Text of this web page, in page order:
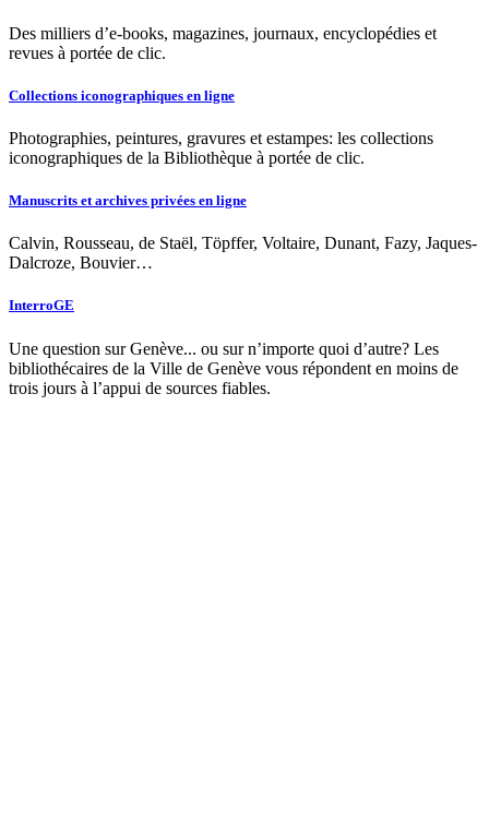
Des milliers d’e-books, magazines, journaux, encyclopédies et
revues à portée de clic.
Collections iconographiques en ligne
Photographies, peintures, gravures et estampes: les collections
iconographiques de la Bibliothèque à portée de clic.
Manuscrits et archives privées en ligne
Calvin, Rousseau, de Staël, Töpffer, Voltaire, Dunant, Fazy, Jaques-
Dalcroze, Bouvier…
InterroGE
Une question sur Genève... ou sur n’importe quoi d’autre? Les
bibliothécaires de la Ville de Genève vous répondent en moins de
trois jours à l’appui de sources fiables.